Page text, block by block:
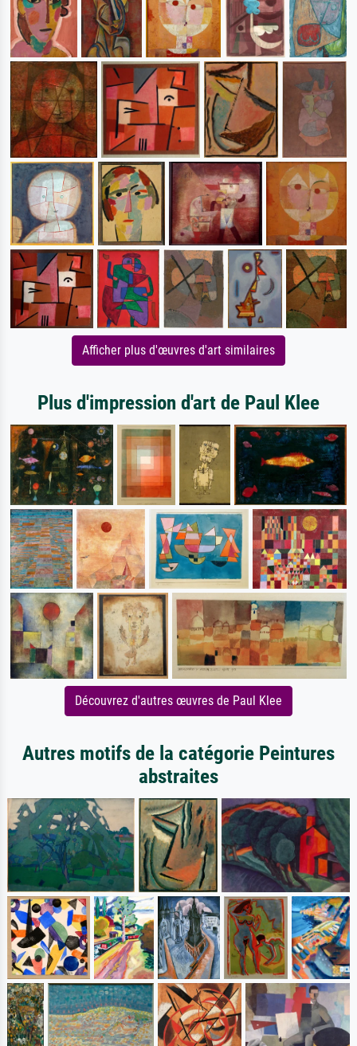
Afficher plus d'œuvres d'art similaires
Plus d'impression d'art de Paul Klee
Découvrez d'autres œuvres de Paul Klee
Autres motifs de la catégorie Peintures
abstraites